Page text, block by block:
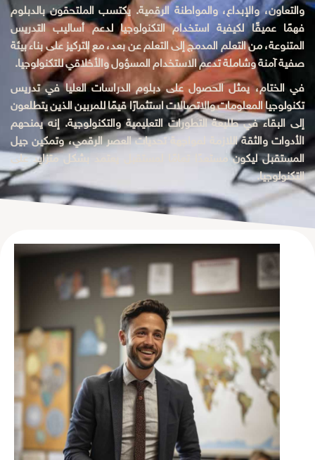
والتعاون، والإبداع، والمواطنة الرقمية. يكتسب الملتحقون بالدبلوم
فهمًا عميقًا لكيفية استخدام التكنولوجيا لدعم أساليب التدريس
المتنوعة، من التعلم المدمج إلى التعلم عن بعد، مع التركيز على بناء بيئة
صفية آمنة وشاملة تدعم الاستخدام المسؤول والأخلاقي للتكنولوجيا.
في الختام، يمثل الحصول على دبلوم الدراسات العليا في تدريس
تكنولوجيا المعلومات والاتصالات استثمارًا قيمًا للمربين الذين يتطلعون
إلى البقاء في طليعة التطورات التعليمية والتكنولوجية. إنه يمنحهم
الأدوات والثقة اللازمة لمواجهة تحديات العصر الرقمي، وتمكين جيل
المستقبل ليكون مستعدًا تمامًا لمستقبل يعتمد بشكل متزايد على
التكنولوجيا.